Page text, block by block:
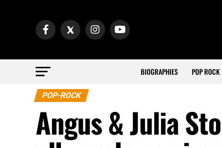
BIOGRAPHIES POP ROCK
POP-ROCK
Angus & Julia